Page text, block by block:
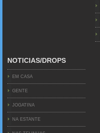
NOTICIAS/DROPS
EM CASA
GENTE
JOGATINA
NA ESTANTE